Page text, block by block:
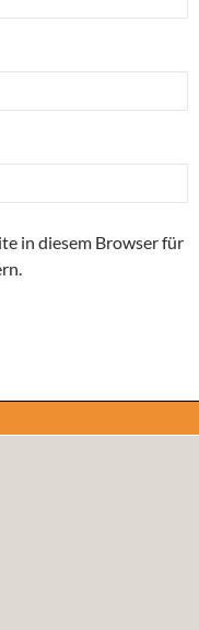
in diesem Browser für